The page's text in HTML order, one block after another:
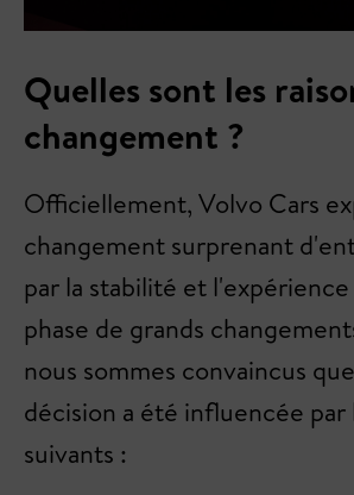
Quelles sont les
changement ?
Officiellement, Volvo Cars
changement surprenant
par la stabilité et l'expérience
phase de grands
nous sommes convaincus
décision a été influencée par
suivants :